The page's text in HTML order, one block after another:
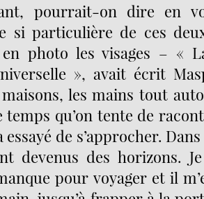
pourrait-on dire en
si particulière de ces
photo les visages – «
», avait écrit
les mains tout
temps qu’on tente de
de s’approcher.
devenus des horizons.
pour voyager et il